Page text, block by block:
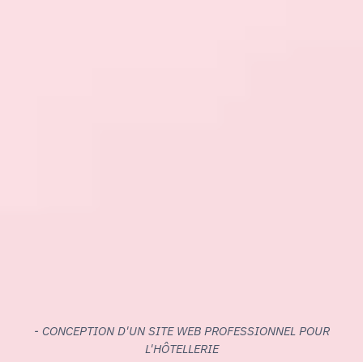
- CONCEPTION D'UN SITE WEB PROFESSIONNEL POUR
L'HÔTELLERIE